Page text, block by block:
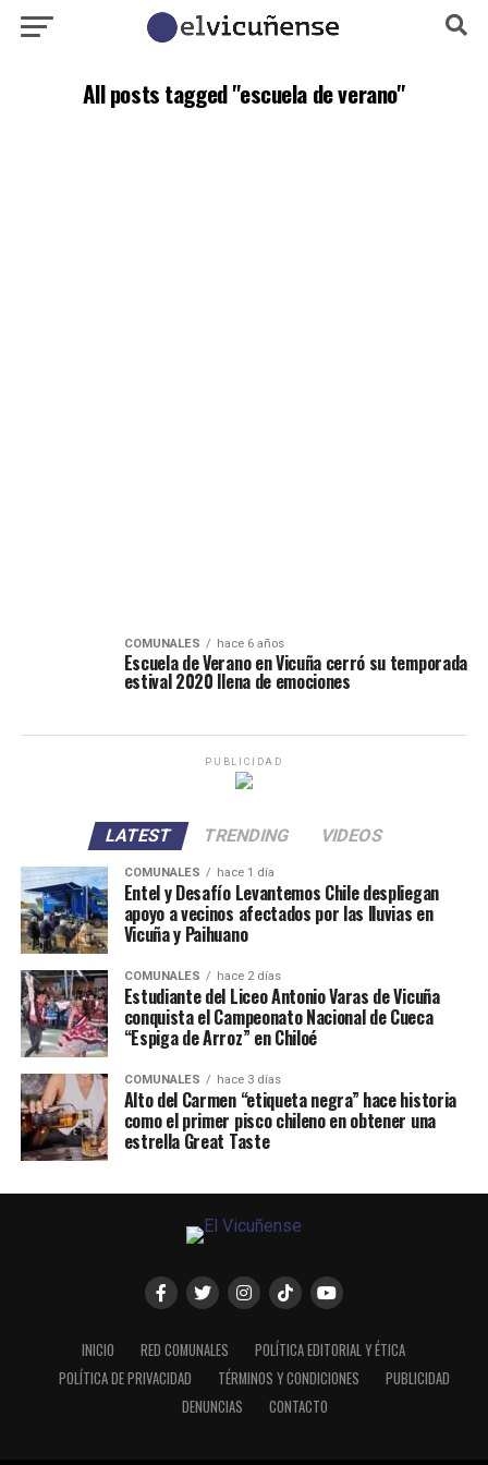
All posts tagged "escuela de verano"
COMUNALES hace 6 años
Escuela de Verano en Vicuña cerró su temporada
estival 2020 llena de emociones
PUBLICIDAD
LATEST TRENDING VIDEOS
COMUNALES hace 1 día
Entel y Desafío Levantemos Chile despliegan
apoyo a vecinos afectados por las lluvias en
Vicuña y Paihuano
COMUNALES hace 2 días
Estudiante del Liceo Antonio Varas de Vicuña
conquista el Campeonato Nacional de Cueca
“Espiga de Arroz” en Chiloé
COMUNALES hace 3 días
Alto del Carmen “etiqueta negra” hace historia
como el primer pisco chileno en obtener una
estrella Great Taste
INICIO RED COMUNALES
POLÍTICA EDITORIAL Y ÉTICA
POLÍTICA DE PRIVACIDAD
TÉRMINOS Y CONDICIONES
PUBLICIDAD
DENUNCIAS
CONTACTO